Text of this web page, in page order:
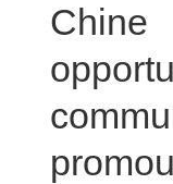
Chine